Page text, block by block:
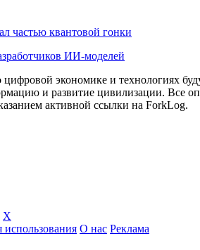
частью квантовой гонки
ИИ-моделей
экономике и технологиях
и развитие цивилизации. Все
активной ссылки на ForkLog.
X
использования О нас Реклама